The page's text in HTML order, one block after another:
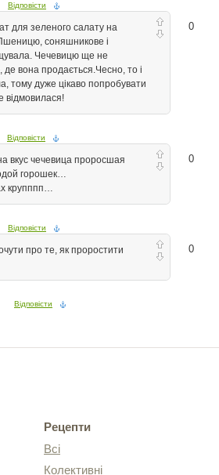
Відповісти
0
для зеленого салату на
соняшникове і
Чечевицю ще не
вона продається.Чесно, то і
тому дуже цікаво попробувати
відмовилася!
Відповісти
0
вкус чечевица проросшая
горошек…
крупппп…
Відповісти
0
про те, як проростити
Відповісти
Рецепти
Всі
Колективні